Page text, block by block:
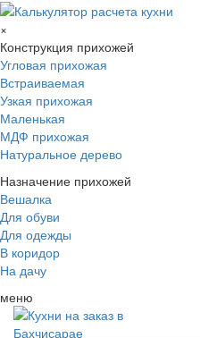
×
Конструкция прихожей
Угловая прихожая
Встраиваемая
Узкая прихожая
Маленькая
МДФ прихожая
Натуральное дерево
Назначение прихожей
Вешалка
Для обуви
Для одежды
В коридор
На дачу
меню